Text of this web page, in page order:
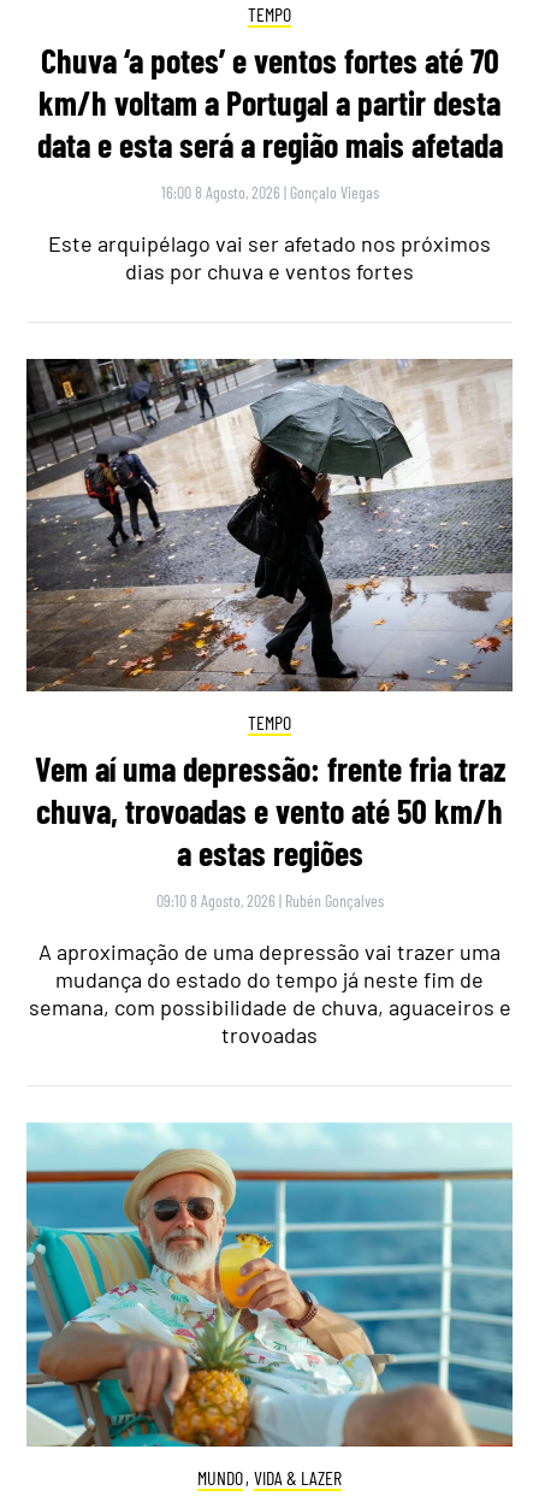
TEMPO
Chuva ‘a potes’ e ventos fortes até 70
km/h voltam a Portugal a partir desta
data e esta será a região mais afetada
16:00 8 Agosto, 2026 | Gonçalo Viegas
Este arquipélago vai ser afetado nos próximos
dias por chuva e ventos fortes
TEMPO
Vem aí uma depressão: frente fria traz
chuva, trovoadas e vento até 50 km/h
a estas regiões
09:10 8 Agosto, 2026 | Rubén Gonçalves
A aproximação de uma depressão vai trazer uma
mudança do estado do tempo já neste fim de
semana, com possibilidade de chuva, aguaceiros e
trovoadas
MUNDO, VIDA & LAZER